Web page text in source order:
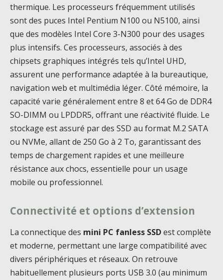
thermique. Les processeurs fréquemment utilisés
sont des puces Intel Pentium N100 ou N5100, ainsi
que des modèles Intel Core 3-N300 pour des usages
plus intensifs. Ces processeurs, associés à des
chipsets graphiques intégrés tels qu’Intel UHD,
assurent une performance adaptée à la bureautique,
navigation web et multimédia léger. Côté mémoire, la
capacité varie généralement entre 8 et 64 Go de DDR4
SO-DIMM ou LPDDR5, offrant une réactivité fluide. Le
stockage est assuré par des SSD au format M.2 SATA
ou NVMe, allant de 250 Go à 2 To, garantissant des
temps de chargement rapides et une meilleure
résistance aux chocs, essentielle pour un usage
mobile ou professionnel.
Connectivité et options d’extension
La connectique des mini PC fanless SSDest complète
et moderne, permettant une large compatibilité avec
divers périphériques et réseaux. On retrouve
habituellement plusieurs ports USB 3.0 (au minimum